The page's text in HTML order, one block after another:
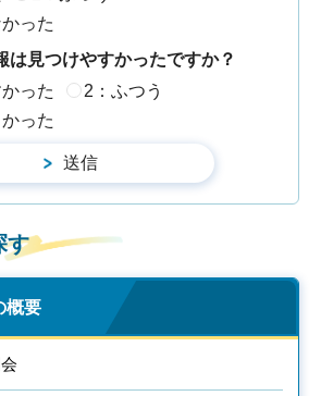
った
は見つけやすかったですか？
った
2：ふつう
った
す
概要